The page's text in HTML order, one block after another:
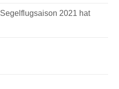
Segelflugsaison 2021 hat